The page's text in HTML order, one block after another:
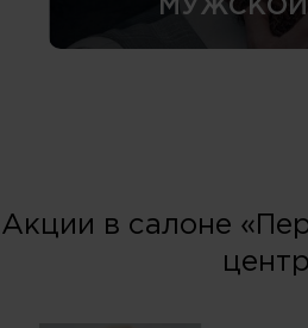
МУЖСКОЙ
Акции в салоне
центр